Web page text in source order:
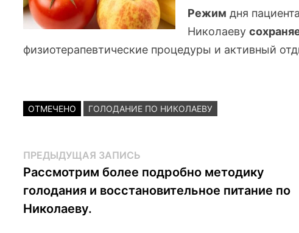
Режим дня
Николаеву
физиотерапевтические процедуры и активный
ОТМЕЧЕНО ГОЛОДАНИЕ ПО НИКОЛАЕВУ
Навигация
по
записям
ПРЕДЫДУЩАЯ ЗАПИСЬ
запись:
Рассмотрим более подробно методику
голодания и восстановительное питание по
Николаеву.